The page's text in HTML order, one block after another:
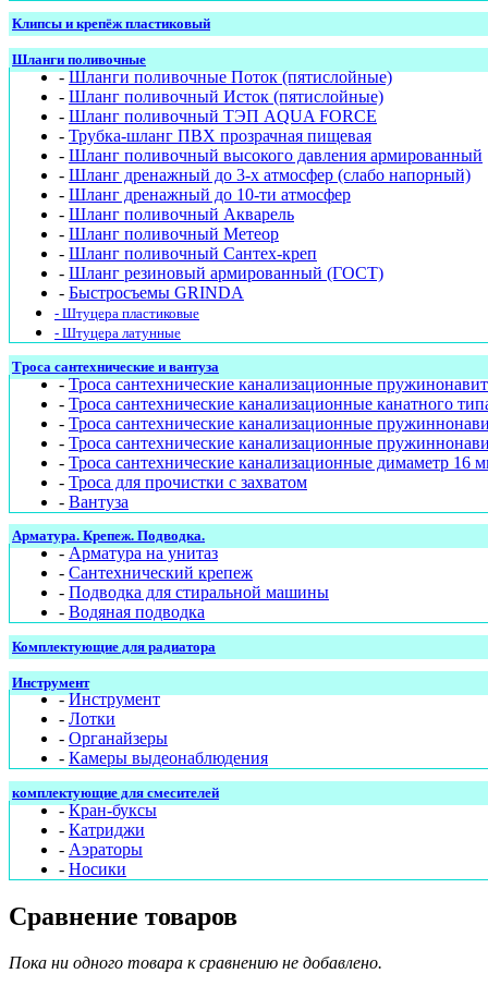
Клипсы и крепёж пластиковый
Шланги поливочные
-Шланги поливочные Поток (пятислойные)
- Шланг поливочный Исток (пятислойные)
- Шланг поливочный ТЭП AQUA FORCE
- Трубка-шланг ПВХ прозрачная пищевая
- Шланг поливочный высокого давления армированный
- Шланг дренажный до 3-х атмосфер (слабо напорный)
- Шланг дренажный до 10-ти атмосфер
- Шланг поливочный Акварель
- Шланг поливочный Метеор
- Шланг поливочный Сантех-креп
- Шланг резиновый армированный (ГОСТ)
- Быстросъемы GRINDA
- Штуцера пластиковые
- Штуцера латунные
Троса сантехнические и вантуза
-Троса сантехнические канализационные
- Троса сантехнические канализационные канатного
- Троса сантехнические канализационные
- Троса сантехнические канализационные
- Троса сантехнические канализационные димаметр 16
- Троса для прочистки с захватом
- Вантуза
Арматура. Крепеж. Подводка.
-Арматура на унитаз
- Сантехнический крепеж
- Подводка для стиральной машины
- Водяная подводка
Комплектующие для радиатора
Инструмент
-Инструмент
- Лотки
- Органайзеры
- Камеры выдеонаблюдения
комплектующие для смесителей
-Кран-буксы
- Катриджи
- Аэраторы
- Носики
Сравнение товаров
Пока ни одного товара к сравнению не добавлено.